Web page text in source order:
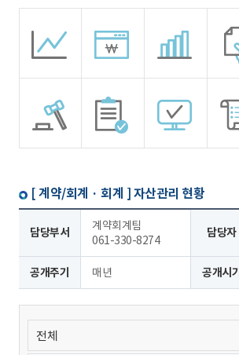
[ 계약/회계 · 회계 ] 자산관리 현황
담당부서
계약회계팀
061-330-8274
담당자
공개주기 매년 공개시기